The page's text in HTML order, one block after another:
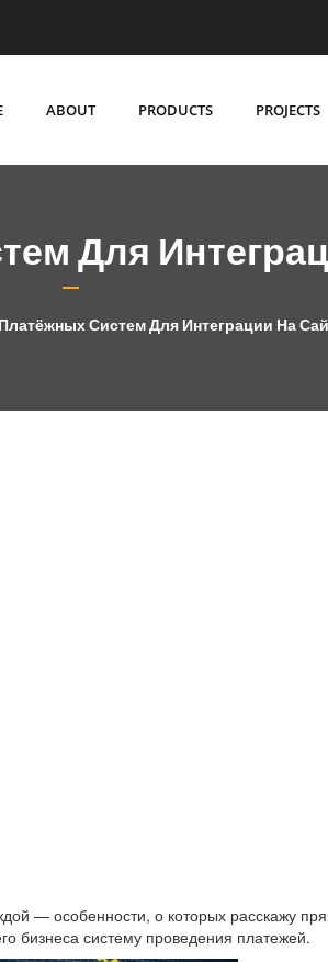
ABOUT PRODUCTS PROJECTS
Для
Систем Для Интеграции На
— особенности, о которых расскажу
бизнеса систему проведения платежей.